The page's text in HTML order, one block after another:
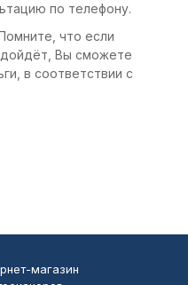
по телефону.
что если
Вы сможете
в соответствии с
магазин